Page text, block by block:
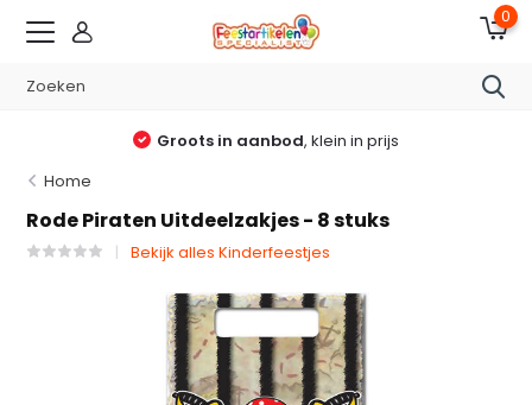
0
Groots in aanbod, klein in prijs
Home
Rode Piraten Uitdeelzakjes - 8 stuks
Bekijk alles Kinderfeestjes